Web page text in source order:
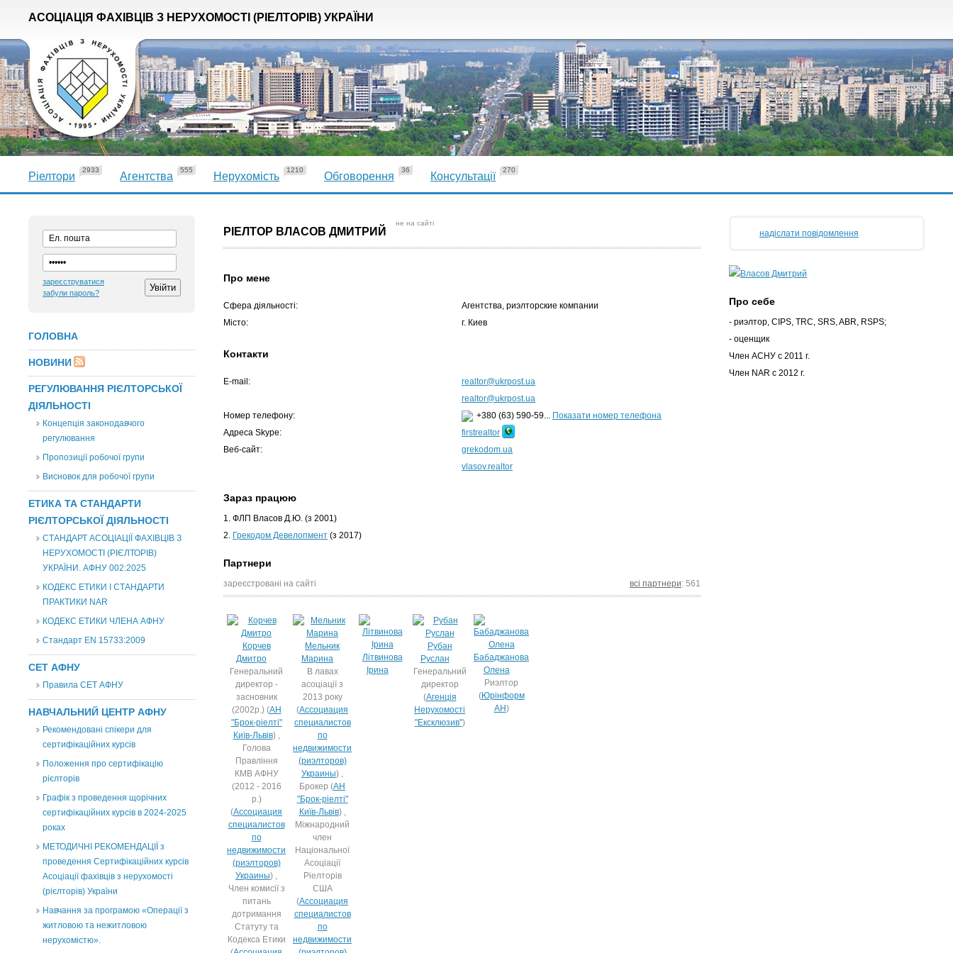
АСОЦІАЦІЯ ФАХІВЦІВ З НЕРУХОМОСТІ (РІЕЛТОРІВ) УКРАЇНИ
Ріелтори
2933
Агентства
555
Нерухомість
1210
Обговорення
36
Консультації
270
зареєструватися
забули пароль?
ГОЛОВНА
НОВИНИ
РЕГУЛЮВАННЯ РІЄЛТОРСЬКОЇ
ДІЯЛЬНОСТІ
Концепція законодавчого
регулювання
Пропозиції робочої групи
Висновок для робочої групи
ЕТИКА ТА СТАНДАРТИ
РІЄЛТОРСЬКОЇ ДІЯЛЬНОСТІ
СТАНДАРТ АСОЦІАЦІЇ ФАХІВЦІВ З
НЕРУХОМОСТІ (РІЄЛТОРІВ)
УКРАЇНИ. АФНУ 002:2025
КОДЕКС ЕТИКИ І СТАНДАРТИ
ПРАКТИКИ NAR
КОДЕКС ЕТИКИ ЧЛЕНА АФНУ
Стандарт EN 15733:2009
СЕТ АФНУ
Правила СЕТ АФНУ
НАВЧАЛЬНИЙ ЦЕНТР АФНУ
Рекомендовані спікери для
сертифікаційних курсів
Положення про сертифікацію
рієлторів
Графік з проведення щорічних
сертифікаційних курсів в 2024-2025
роках
МЕТОДИЧНІ РЕКОМЕНДАЦІЇ з
проведення Сертифікаційних курсів
Асоціації фахівців з нерухомості
(рієлторів) України
Навчання за програмою «Операції з
житловою та нежитловою
нерухомістю».
РІЕЛТОР ВЛАСОВ ДМИТРИЙ
не на сайті
Про мене
Сфера діяльності:
Агентства, риэлторские компании
Місто:
г. Киев
Контакти
E-mail:
realtor@ukrpost.ua
realtor@ukrpost.ua
Номер телефону:
+380 (63) 590-59... Показати номер телефона
Адреса Skype:
firstrealtor
Веб-сайт:
grekodom.ua
vlasov.realtor
Зараз працюю
1. ФЛП Власов Д.Ю. (з 2001)
2. Грекодом Девелопмент (з 2017)
Партнери
зареєстровані на сайті всі партнери: 561
Корчев
Дмитро
Генеральний
директор -
засновник
(2002р.) (АН
"Брок-ріелті"
Київ-Львів) ,
Голова
Правління
КМВ АФНУ
(2012 - 2016
р.)
(Ассоциация
специалистов
по
недвижимости
(риэлторов)
Украины) ,
Член комисії з
питань
дотримання
Статуту та
Кодекса Етики
Мельник
Марина
В лавах
асоціації з
2013 року
(Ассоциация
специалистов
по
недвижимости
(риэлторов)
Украины) ,
Брокер (АН
"Брок-ріелті"
Київ-Львів) ,
Міжнародний
член
Національної
Асоціації
Ріелторів
США
(Ассоциация
специалистов
по
недвижимости
Літвинова
Ірина
Рубан
Руслан
Генеральний
директор
(Агенція
Нерухомості
"Ексклюзив")
Бабаджанова
Олена
Риэлтор
(Юрінформ
АН)
надіслати повідомлення
Про себе
- риэлтор, CIPS, TRC, SRS, ABR, RSPS;
- оценщик
Член АСНУ с 2011 г.
Член NAR с 2012 г.